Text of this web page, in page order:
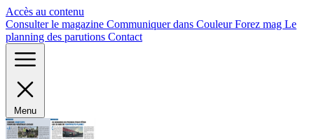
Accès au contenu
Consulter le magazine Communiquer dans Couleur Forez mag Le
planning des parutions Contact
Menu
Panneau de gestion des cookies